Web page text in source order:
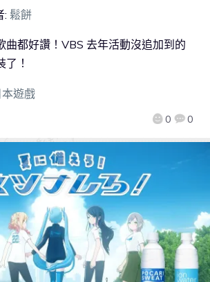
: 鬆餅
0 0
曲都好讚！VBS 去年活動沒追加到的
！
本遊戲